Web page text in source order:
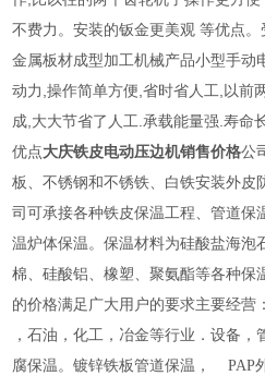
不费力。安装的钣金更美观 等优点。
金属板材成型加工机械产品小型手动
动力,操作简单方便,省时省人工,以前
成,大大节省了人工.承载能量强.寿命
优点大庆铁皮电动压边机销售价格公
板、不锈钢和不锈铁、白铁安装外
司可承接各种铁皮保温工程、管道保
温炉体保温。保温材料为硅酸盐海泡
棉、硅酸铝、橡塑、聚氨酯等各种保
的价格满足广大用户的要求主要经
，石油，化工，冶金等行业．设备
腐保温。镀锌铁板管道保温， PAP